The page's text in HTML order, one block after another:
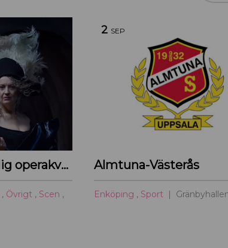
Bussresa – Kunglig operakväll vid Ulriksdal 2026
, Övrigt , Scen ,
2 SEP
Almtuna-Västerås
Enköping , Sport